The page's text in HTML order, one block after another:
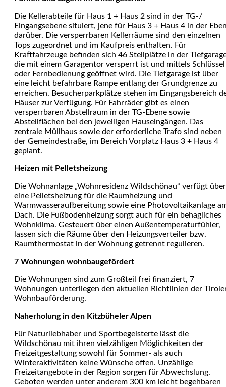
Die Kellerabteile für Haus 1 + Haus 2 sind in der TG-/
Eingangsebene situiert, jene für Haus 3 + Haus 4 in der
darüber. Die versperrbaren Kellerräume sind den einzelnen
Tops zugeordnet und im Kaufpreis enthalten. Für
Kraftfahrzeuge befinden sich 46 Stellplätze in der
die mit einem Garagentor versperrt ist und mittels Schlüssel
oder Fernbedienung geöffnet wird. Die Tiefgarage ist über
eine leicht befahrbare Rampe entlang der Grundgrenze zu
erreichen. Besucherparkplätze stehen im Eingangsbereich
Häuser zur Verfügung. Für Fahrräder gibt es einen
versperrbaren Abstellraum in der TG-Ebene sowie
Abstellflächen bei den jeweiligen Hauseingängen. Das
zentrale Müllhaus sowie der erforderliche Trafo sind neben
der Gemeindestraße, im Bereich Vorplatz Haus 3 + Haus 4
geplant.
Heizen mit Pelletsheizung
Die Wohnanlage „Wohnresidenz Wildschönau“ verfügt über
eine Pelletsheizung für die Raumheizung und
Warmwasseraufbereitung sowie eine Photovoltaikanlage
Dach. Die Fußbodenheizung sorgt auch für ein behagliches
Wohnklima. Gesteuert über einen Außentemperaturfühler,
lassen sich die Räume über den Heizungsverteiler bzw.
Raumthermostat in der Wohnung getrennt regulieren.
7 Wohnungen wohnbaugefördert
Die Wohnungen sind zum Großteil frei finanziert, 7
Wohnungen unterliegen den aktuellen Richtlinien der
Wohnbauförderung.
Naherholung in den Kitzbüheler Alpen
Für Naturliebhaber und Sportbegeisterte lässt die
Wildschönau mit ihren vielzähligen Möglichkeiten der
Freizeitgestaltung sowohl für Sommer- als auch
Winteraktivitäten keine Wünsche offen. Unzählige
Freizeitangebote in der Region sorgen für Abwechslung.
Geboten werden unter anderem 300 km leicht begehbaren